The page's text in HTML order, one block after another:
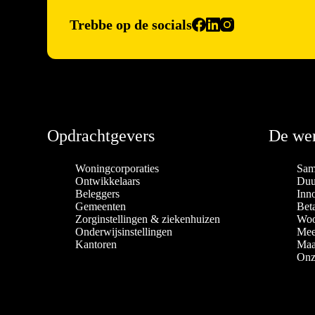
Trebbe op de socials
Opdrachtgevers
Woningcorporaties
Ontwikkelaars
Beleggers
Gemeenten
Zorginstellingen & ziekenhuizen
Onderwijsinstellingen
Kantoren
De